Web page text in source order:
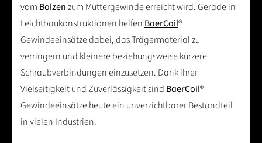
vom Bolzenzum Muttergewinde erreicht wird. Gerade in
Leichtbaukonstruktionen helfen BaerCoil®
Gewindeeinsätze dabei, das Trägermaterial zu
verringern und kleinere beziehungsweise kürzere
Schraubverbindungen einzusetzen. Dank ihrer
Vielseitigkeit und Zuverlässigkeit sind BaerCoil®
Gewindeeinsätze heute ein unverzichtbarer Bestandteil
in vielen Industrien.